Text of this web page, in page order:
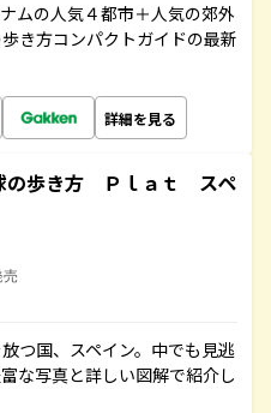
ムの人気４都市＋人気の郊外
き方コンパクトガイドの最新
詳細を見る
の歩き方 Ｐｌａｔ スペ
売
つ国、スペイン。中でも見逃
な写真と詳しい図解で紹介し